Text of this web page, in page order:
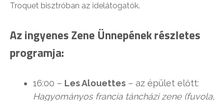
Troquet bisztróban az idelátogatók.
Az ingyenes Zene Ünnepének részletes
programja:
16:00 – Les Alouettes – az épület előtt:
Hagyományos francia táncházi zene (fuvola,